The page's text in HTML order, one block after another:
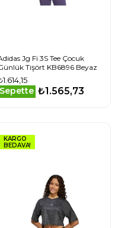
Jg Fi 3S Tee Çocuk
Tişört KB6896 Beyaz
Sepette ₺1.565,73
KARGO
BEDAVA!